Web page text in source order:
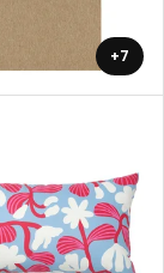
+7